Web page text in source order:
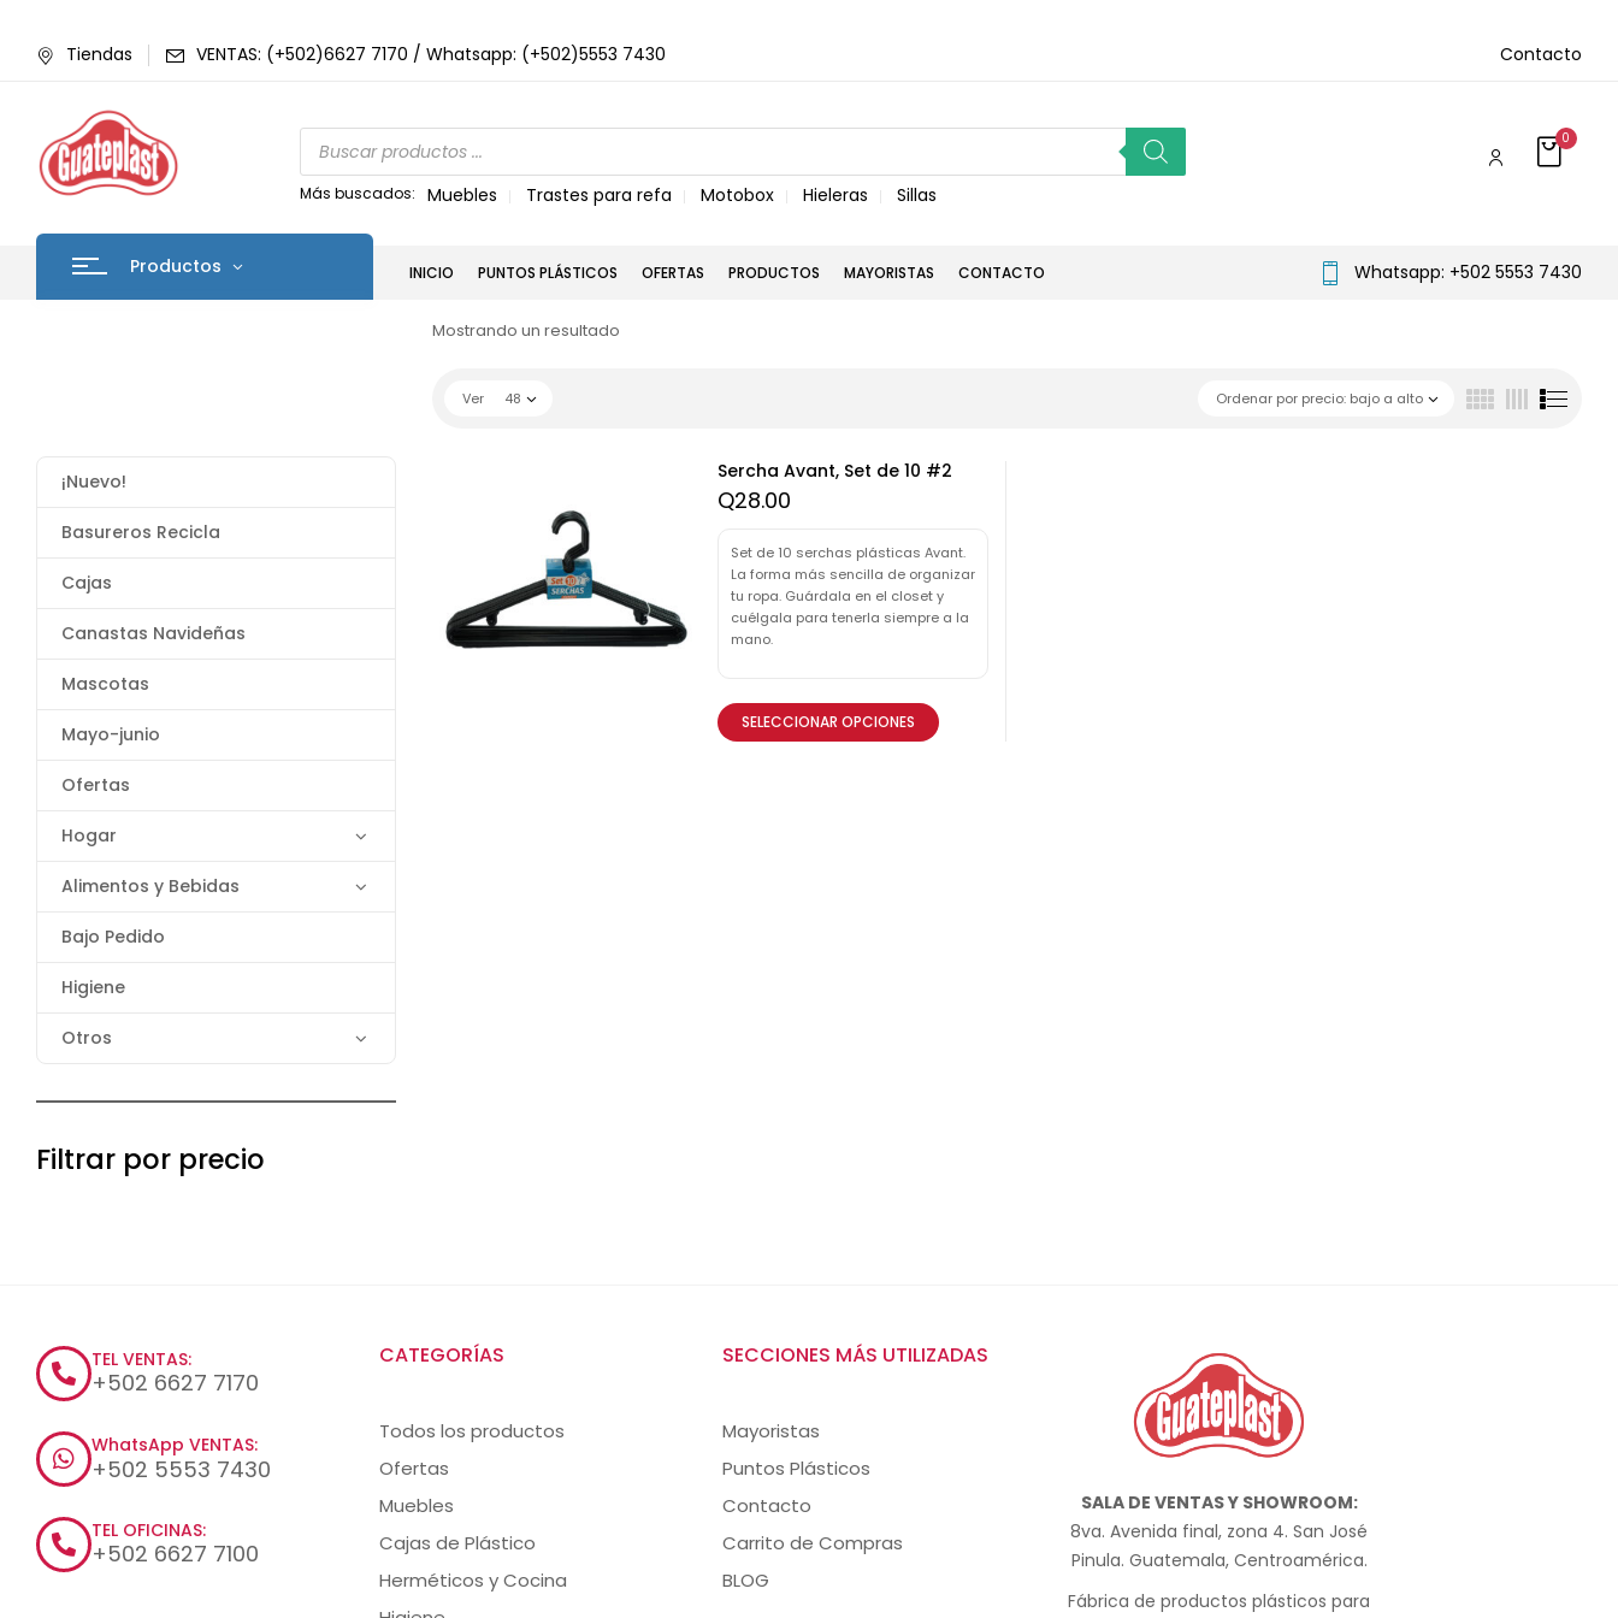
Tiendas VENTAS: (+502)6627 7170 / Whatsapp: (+502)5553 7430 Contacto
Más buscados: Muebles Trastes para refa Motobox Hieleras Sillas
0
Productos INICIO PUNTOS PLÁSTICOS OFERTAS PRODUCTOS MAYORISTAS CONTACTO Whatsapp: +502 5553 7430
¡Nuevo!
Basureros Recicla
Cajas
Canastas Navideñas
Mascotas
Mayo-junio
Ofertas
Hogar
Alimentos y Bebidas
Bajo Pedido
Higiene
Otros
Filtrar por precio
Mostrando un resultado
Ordenar por precio: bajo a alto
Ver 48
Sercha Avant, Set de 10 #2
Q28.00
Set de 10 serchas plásticas Avant.
La forma más sencilla de organizar
tu ropa. Guárdala en el closet y
cuélgala para tenerla siempre a la
mano.
SELECCIONAR OPCIONES
TEL VENTAS:
+502 6627 7170
WhatsApp VENTAS:
+502 5553 7430
TEL OFICINAS:
+502 6627 7100
CATEGORÍAS
Todos los productos
Ofertas
Muebles
Cajas de Plástico
Herméticos y Cocina
SECCIONES MÁS UTILIZADAS
Mayoristas
Puntos Plásticos
Contacto
Carrito de Compras
BLOG
SALA DE VENTAS Y SHOWROOM:
8va. Avenida final, zona 4. San José
Pinula. Guatemala, Centroamérica.
Fábrica de productos plásticos para